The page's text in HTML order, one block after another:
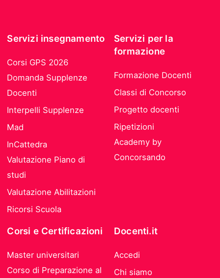
Servizi insegnamento
Corsi GPS 2026
Domanda Supplenze
Docenti
Interpelli Supplenze
Mad
InCattedra
Valutazione Piano di
studi
Valutazione Abilitazioni
Ricorsi Scuola
Servizi per la
formazione
Formazione Docenti
Classi di Concorso
Progetto docenti
Ripetizioni
Academy by
Concorsando
Corsi e Certificazioni
Master universitari
Corso di Preparazione al
Docenti.it
Accedi
Chi siamo